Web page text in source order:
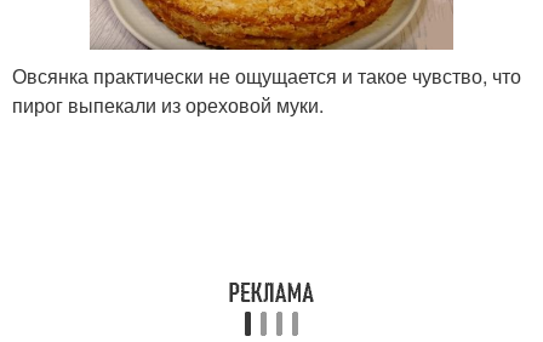
Овсянка практически не ощущается и такое чувство, что
пирог выпекали из ореховой муки.